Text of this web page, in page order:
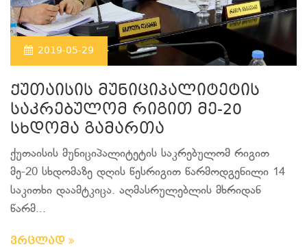
2019-05-29
ქუთაისის მუნიციპალიტეტის
საკრებულომ რიგით მე-20
სხდომა გამართა
ქუთაისის მუნიციპალიტეტის საკრებულომ რიგით
მე-20 სხდომაზე დღის წესრიგით წარმოდგენილი 14
საკითხი დაამტკიცა. აღმასრულებლის მხრიდან
წარმ...
ვრცლად